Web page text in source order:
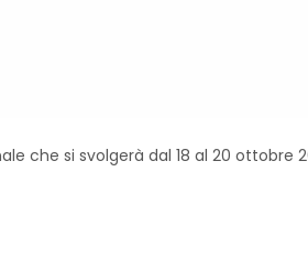
che si svolgerà dal 18 al 20